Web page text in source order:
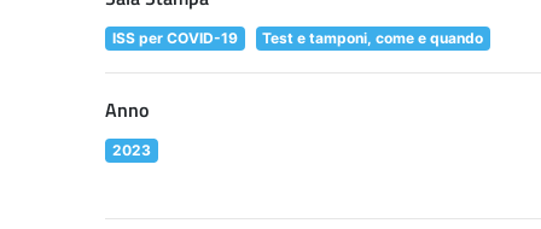
ISS per COVID-19 Test e tamponi, come e quando
Anno
2023